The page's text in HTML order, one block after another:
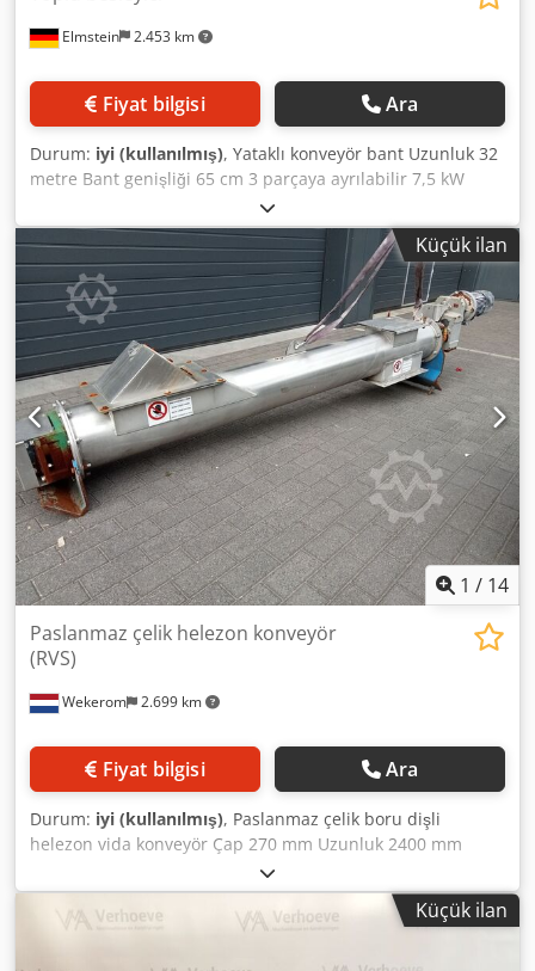
Elmstein 2.453 km
Fiyat bilgisi Ara
Durum: iyi (kullanılmış), Yataklı konveyör bant Uzunluk 32
metre Bant genişliği 65 cm 3 parçaya ayrılabilir 7,5 kW
tahrik motoru Dwjdpfszcyazox Acdja İyi durumda
Küçük ilan
1 / 14
Wekerom 2.699 km
Paslanmaz çelik helezon konveyör
(RVS)
Fiyat bilgisi Ara
Durum: iyi (kullanılmış), Paslanmaz çelik boru dişli
helezon vida konveyör Çap 270 mm Uzunluk 2400 mm
Dwsdowyf N Djpfx Acdea Motor gücü 2,2 kW Tamamen
paslanmaz çelik Diğer ilanlarımıza da göz atın.
Küçük ilan